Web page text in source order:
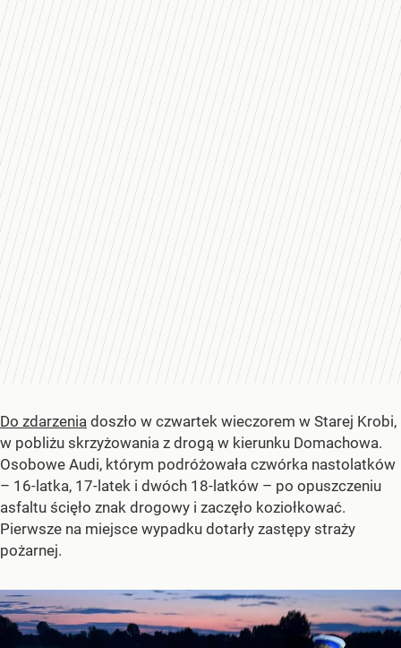
Do zdarzenia doszło w czwartek wieczorem w Starej Krobi,
w pobliżu skrzyżowania z drogą w kierunku Domachowa.
Osobowe Audi, którym podróżowała czwórka nastolatków
– 16-latka, 17-latek i dwóch 18-latków – po opuszczeniu
asfaltu ścięło znak drogowy i zaczęło koziołkować.
Pierwsze na miejsce wypadku dotarły zastępy straży
pożarnej.